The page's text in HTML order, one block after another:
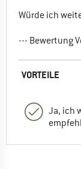
Würde ich
--- Bewertung
VORTEILE
Ja, ich